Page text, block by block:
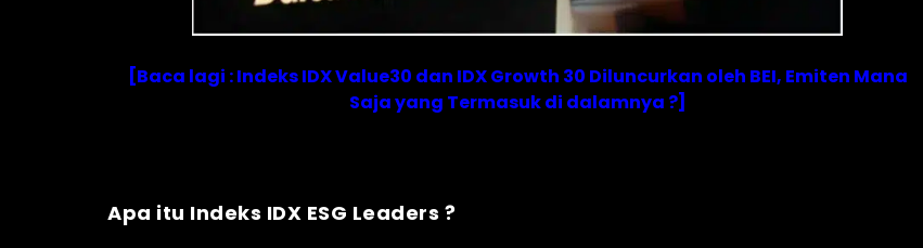
[Baca lagi : Indeks IDX Value30 dan IDX Growth 30 Diluncurkan oleh BEI, Emiten Mana
Saja yang Termasuk di dalamnya ?]
Apa itu Indeks IDX ESG Leaders ?